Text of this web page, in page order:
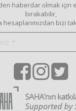
haberdar olmak için
bırakabilir,
hesaplarımızdan bizi